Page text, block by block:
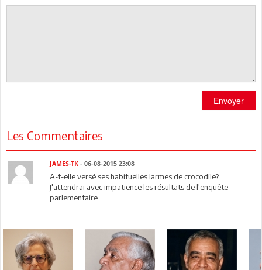
Envoyer
Les Commentaires
JAMES-TK - 06-08-2015 23:08
A-t-elle versé ses habituelles larmes de crocodile?
J'attendrai avec impatience les résultats de l'enquête
parlementaire.